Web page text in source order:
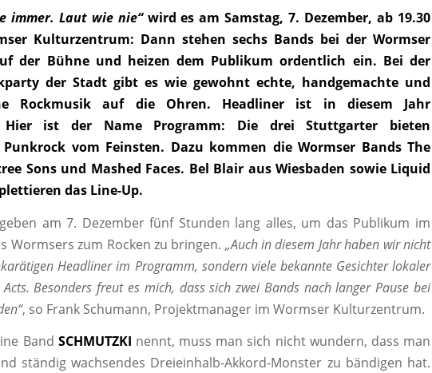
immer. Laut wie nie“wird es am Samstag, 7. Dezember, ab 19.30
Kulturzentrum: Dann stehen sechs Bands bei der Wormser
der Bühne und heizen dem Publikum ordentlich ein. Bei der
der Stadt gibt es wie gewohnt echte, handgemachte und
Rockmusik auf die Ohren. Headliner ist in diesem Jahr
Hier ist der Name Programm: Die drei Stuttgarter bieten
vom Feinsten. Dazu kommen die Wormser Bands The
Sons und Mashed Faces. Bel Blair aus Wiesbaden sowie Liquid
das Line-Up.
am 7. Dezember fünf Stunden lang alles, um das Publikum im
Wormsers zum Rocken zu bringen. „Auch in diesem Jahr haben wir nicht
Headliner im Programm, sondern viele bekannte Gesichter lokaler
Besonders freut es mich, dass sich zwei Bands nach langer Pause bei
, so Frank Schumann, Projektmanager im Wormser Kulturzentrum.
Band SCHMUTZKI nennt, muss man sich nicht wundern, dass man
ständig wachsendes Dreieinhalb-Akkord-Monster zu bändigen hat.